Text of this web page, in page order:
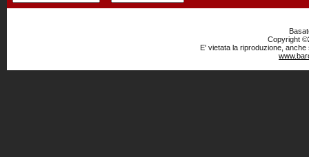
Copyright
E' vietata la riproduzione,